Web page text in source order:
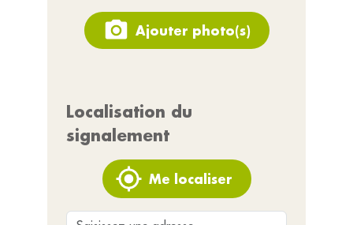
Ajouter photo(s)
Localisation du
signalement
Me localiser